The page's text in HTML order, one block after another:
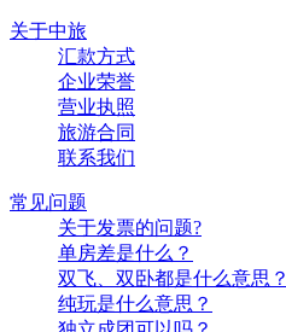
关于中旅
汇款方式
企业荣誉
营业执照
旅游合同
联系我们
常见问题
关于发票的问题?
单房差是什么？
双飞、双卧都是什么意思？
纯玩是什么意思？